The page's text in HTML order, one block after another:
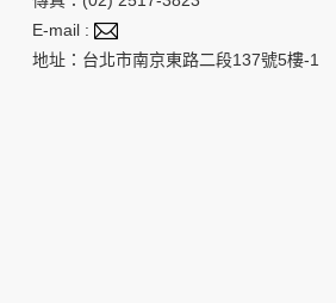
E-mail :
地址：台北市南京東路二段137號5樓-1